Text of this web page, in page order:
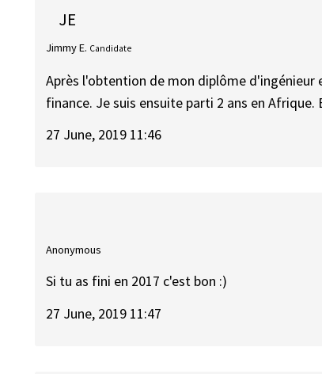
JE
Jimmy E. Candidate
Après l'obtention de mon diplôme d'ingénieur
finance. Je suis ensuite parti 2 ans en
27 June, 2019 11:46
Anonymous
Si tu as fini en 2017 c'est bon :)
27 June, 2019 11:47